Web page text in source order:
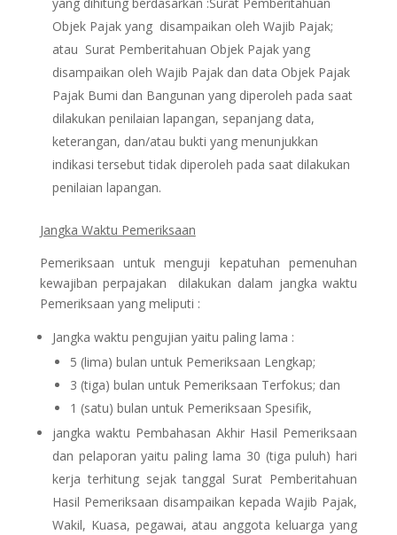
Objek Pajak yang disampaikan oleh Wajib Pajak;
atau Surat Pemberitahuan Objek Pajak yang
disampaikan oleh Wajib Pajak dan data Objek Pajak
Pajak Bumi dan Bangunan yang diperoleh pada saat
dilakukan penilaian lapangan, sepanjang data,
keterangan, dan/atau bukti yang menunjukkan
indikasi tersebut tidak diperoleh pada saat dilakukan
penilaian lapangan.
Jangka Waktu Pemeriksaan
Pemeriksaan untuk menguji kepatuhan pemenuhan
kewajiban perpajakan dilakukan dalam jangka waktu
Pemeriksaan yang meliputi :
Jangka waktu pengujian yaitu paling lama :
5 (lima) bulan untuk Pemeriksaan Lengkap;
3 (tiga) bulan untuk Pemeriksaan Terfokus; dan
1 (satu) bulan untuk Pemeriksaan Spesifik,
jangka waktu Pembahasan Akhir Hasil Pemeriksaan
dan pelaporan yaitu paling lama 30 (tiga puluh) hari
kerja terhitung sejak tanggal Surat Pemberitahuan
Hasil Pemeriksaan disampaikan kepada Wajib Pajak,
Wakil, Kuasa, pegawai, atau anggota keluarga yang